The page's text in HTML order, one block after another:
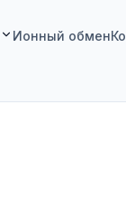
Ионный обмен